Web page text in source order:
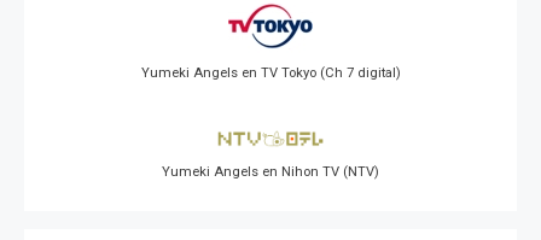
Yumeki Angels en TV Tokyo (Ch 7 digital)
Yumeki Angels en Nihon TV (NTV)